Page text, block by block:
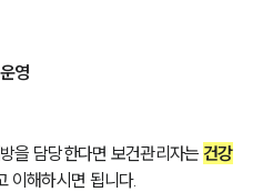
영
을 담당한다면 보건관리자는 건강
이해하시면 됩니다.